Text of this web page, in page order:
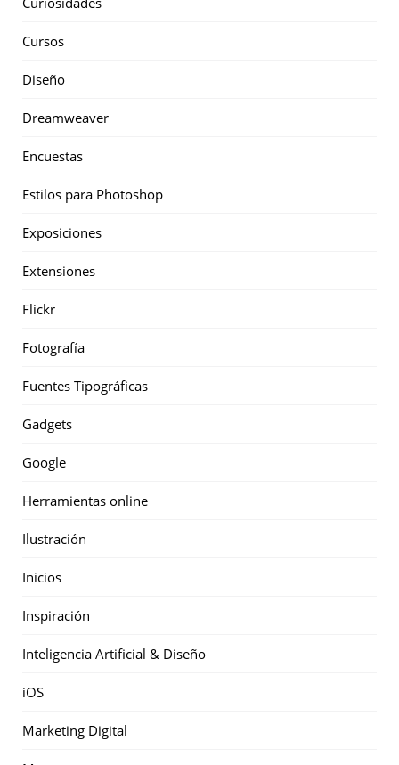
Cursos
Diseño
Dreamweaver
Encuestas
Estilos para Photoshop
Exposiciones
Extensiones
Flickr
Fotografía
Fuentes Tipográficas
Gadgets
Google
Herramientas online
Ilustración
Inicios
Inspiración
Inteligencia Artificial & Diseño
iOS
Marketing Digital